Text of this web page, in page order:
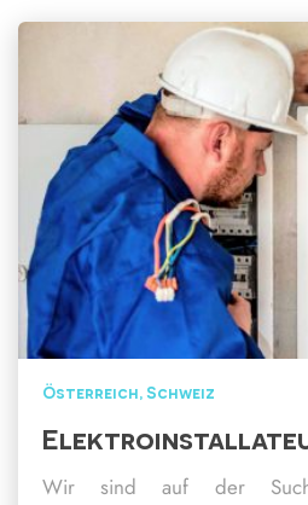
Österreich Schweiz
Wir sind auf der